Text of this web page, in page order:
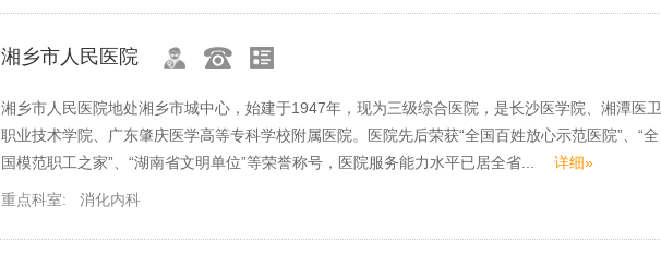
湘乡市人民医院
湘乡市人民医院地处湘乡市城中心，始建于1947年，现为三级综合医院，是长沙医学院、湘潭医卫
职业技术学院、广东肇庆医学高等专科学校附属医院。医院先后荣获“全国百姓放心示范医院”、“全
国模范职工之家”、“湖南省文明单位”等荣誉称号，医院服务能力水平已居全省... 详细»
重点科室: 消化内科